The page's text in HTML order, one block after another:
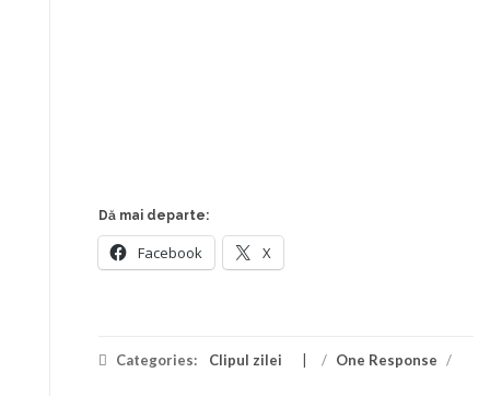
Dă mai departe:
Facebook X
Categories: Clipul zilei / One Response /